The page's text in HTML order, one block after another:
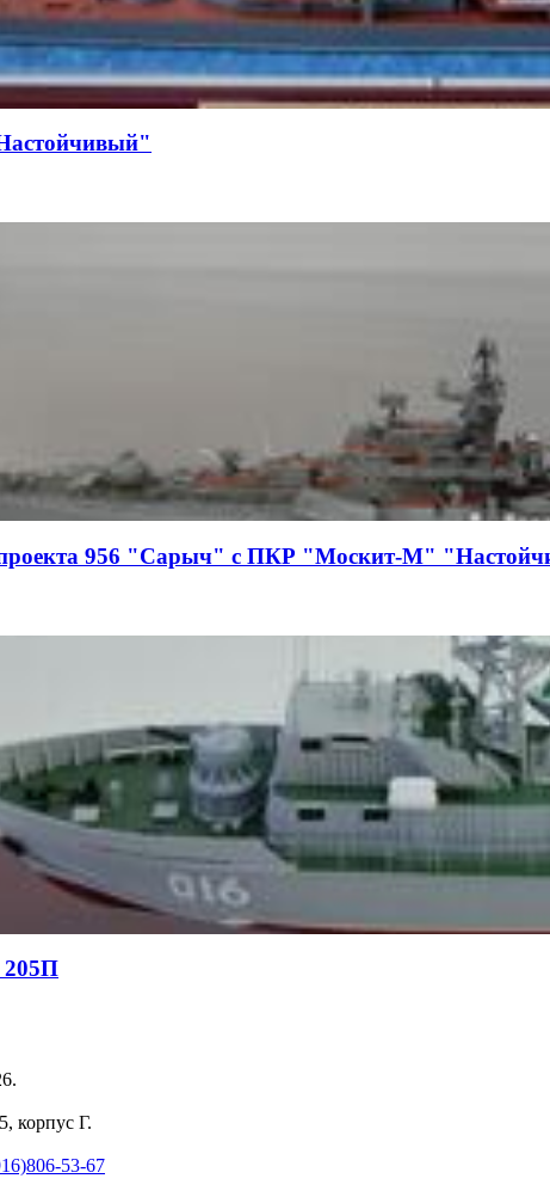
проекта 956 "Сарыч" с ПКР "Москит-М"
корпус Г.
53-67